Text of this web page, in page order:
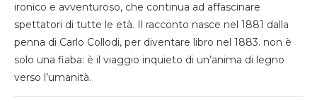
ironico e avventuroso, che continua ad affascinare
spettatori di tutte le età. Il racconto nasce nel 1881 dalla
penna di Carlo Collodi, per diventare libro nel 1883. non è
solo una fiaba: è il viaggio inquieto di un’anima di legno
verso l’umanità.